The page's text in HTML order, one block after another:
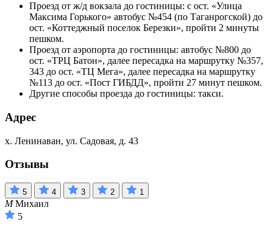
Проезд от ж/д вокзала до гостиницы: с ост. «Улица
Максима Горького» автобус №454 (по Таганрогской) до
ост. «Коттеджный поселок Березки», пройти 2 минуты
пешком.
Проезд от аэропорта до гостиницы: автобус №800 до
ост. «ТРЦ Батон», далее пересадка на маршрутку №357,
343 до ост. «ТЦ Мега», далее пересадка на маршрутку
№113 до ост. «Пост ГИБДД», пройти 27 минут пешком.
Другие способы проезда до гостиницы: такси.
Адрес
х. Ленинаван, ул. Садовая, д. 43
Отзывы
5 4 3 2 1
ММихаил
5